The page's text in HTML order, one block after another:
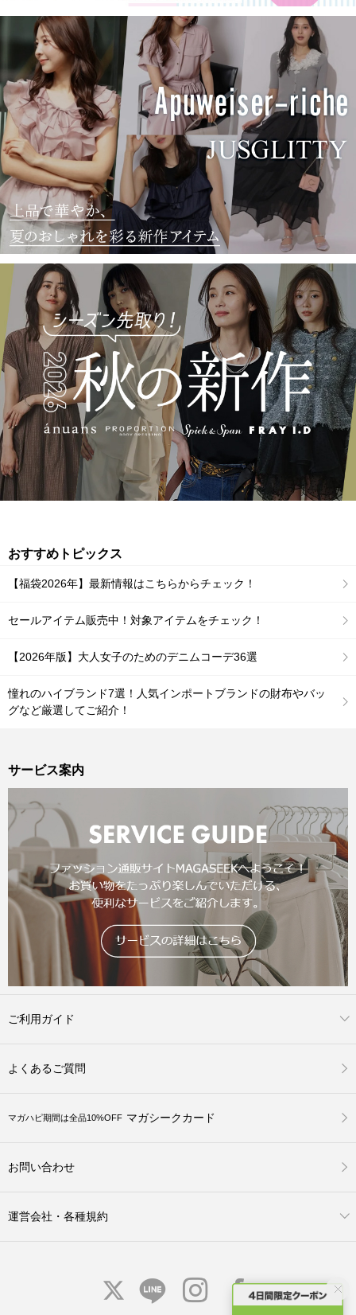
おすすめトピックス
【福袋2026年】最新情報はこちらからチェック！
セールアイテム販売中！対象アイテムをチェック！
【2026年版】大人女子のためのデニムコーデ36選
憧れのハイブランド7選！人気インポートブランドの財布やバッ
グなど厳選してご紹介！
サービス案内
ご利用ガイド
よくあるご質問
マガハピ期間は全品10%OFF マガシークカード
お問い合わせ
運営会社・各種規約